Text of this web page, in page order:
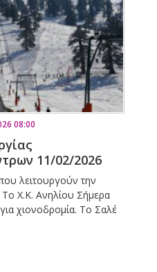
08:00
11/02/2026
λειτουργούν την
Το Χ.Κ. Ανηλίου Σήμερα
χιονοδρομία. Το Σαλέ